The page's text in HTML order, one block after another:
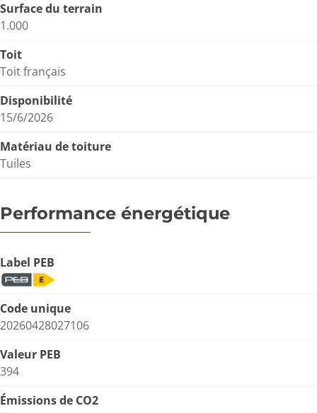
Surface du terrain
1.000
Toit
Toit français
Disponibilité
15/6/2026
Matériau de toiture
Tuiles
Performance énergétique
Label PEB
Code unique
20260428027106
Valeur PEB
394
Émissions de CO2